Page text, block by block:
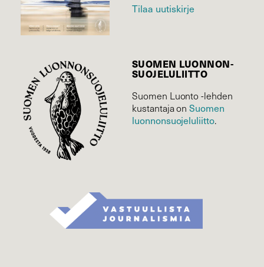
Tilaa uutiskirje
SUOMEN LUONNON­
SUOJELU­LIITTO
Suomen Luonto -lehden
kustantaja onSuomen
luonnonsuojelu­liitto.